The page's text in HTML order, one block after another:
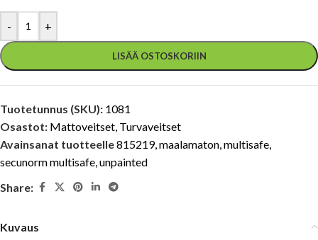
- +
LISÄÄ OSTOSKORIIN
Tuotetunnus (SKU): 1081
Osastot: Mattoveitset Turvaveitset
Avainsanat tuotteelle815219, maalamaton multisafe
secunorm multisafe unpainted
Share:
Kuvaus